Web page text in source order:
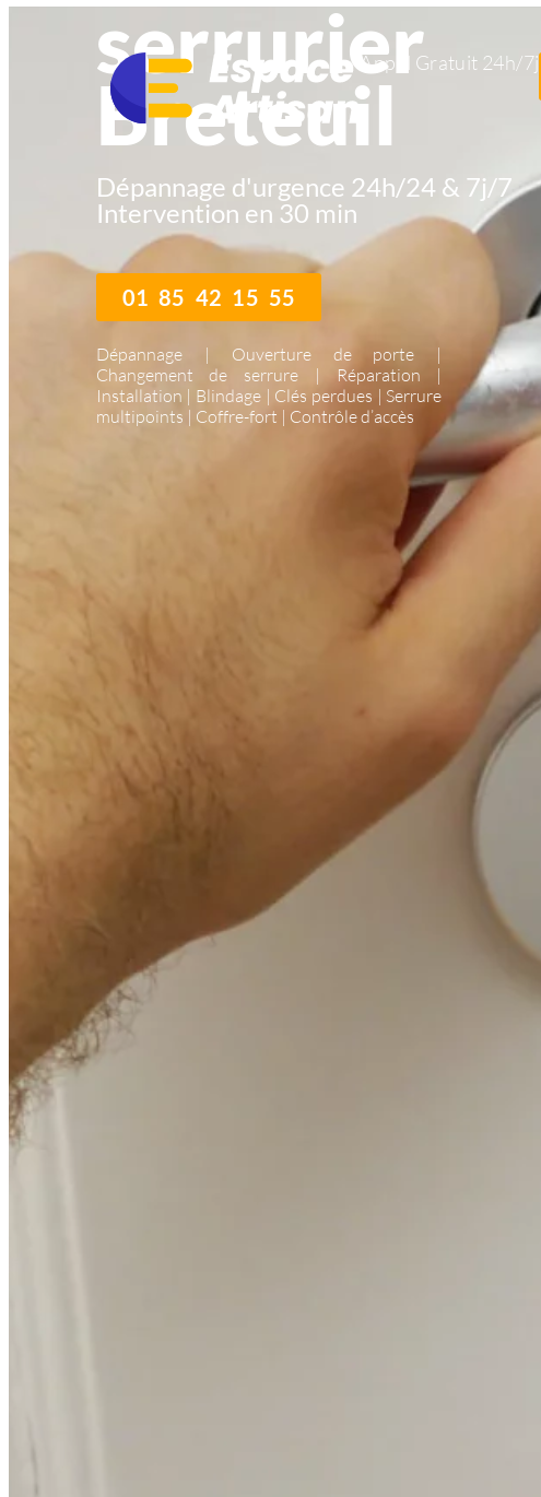
Appel Gratuit 24h/7j
serrurier
Breteuil
Dépannage d'urgence 24h/24 & 7j/7
Intervention en 30 min
01 85 42 15 55
Dépannage | Ouverture de porte |
Changement de serrure | Réparation |
Installation | Blindage | Clés perdues | Serrure
multipoints | Coffre-fort | Contrôle d’accès